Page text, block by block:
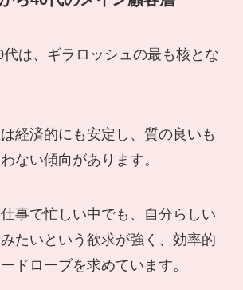
は、ギラロッシュの最も核とな
経済的にも安定し、質の良いも
ない傾向があります。
事で忙しい中でも、自分らしい
たいという欲求が強く、効率的
ドローブを求めています。